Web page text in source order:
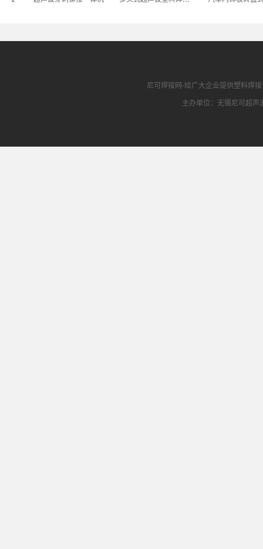
尼可焊接网-给广大企业提供塑料焊
主办单位：无锡尼可超